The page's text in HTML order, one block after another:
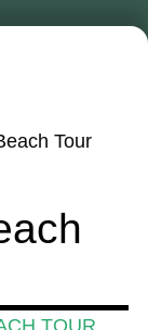
Tour
TOUR